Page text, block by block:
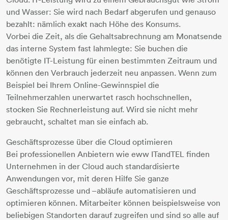
und Wasser: Sie wird nach Bedarf abgerufen und genauso
bezahlt: nämlich exakt nach Höhe des Konsums.
Vorbei die Zeit, als die Gehaltsabrechnung am Monatsende
das interne System fast lahmlegte: Sie buchen die
benötigte IT-Leistung für einen bestimmten Zeitraum und
können den Verbrauch jederzeit neu anpassen. Wenn zum
Beispiel bei Ihrem Online-Gewinnspiel die
Teilnehmerzahlen unerwartet rasch hochschnellen,
stocken Sie Rechnerleistung auf. Wird sie nicht mehr
gebraucht, schaltet man sie einfach ab.
Geschäftsprozesse über die Cloud optimieren
Bei professionellen Anbietern wie eww ITandTEL finden
Unternehmen in der Cloud auch standardisierte
Anwendungen vor, mit deren Hilfe Sie ganze
Geschäftsprozesse und –abläufe automatisieren und
optimieren können. Mitarbeiter können beispielsweise von
beliebigen Standorten darauf zugreifen und sind so alle auf